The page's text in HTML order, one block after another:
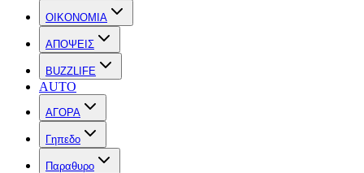
OIKONOMIA
ΑΠΟΨΕΙΣ
BUZZLIFE
AUTO
ΑΓΟΡΑ
Γηπεδο
Παραθυρο